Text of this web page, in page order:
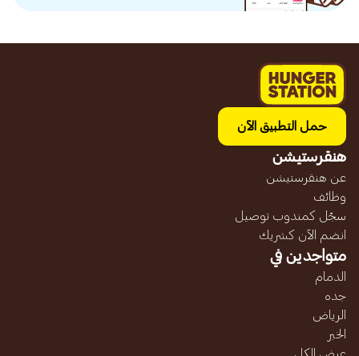
حمل التطبيق الآن
هنقرستيشن
عن هنقرستيشن
وظائف
سجّل كمندوب توصيل
انضم الآن كشريك
متواجدين في
الدمام
جده
الرياض
الخبر